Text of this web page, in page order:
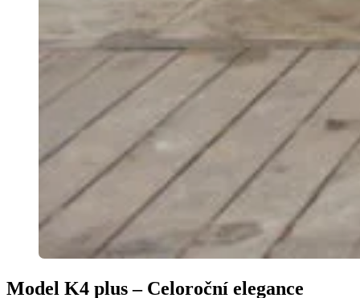
Model K4 plus – Celoroční elegance